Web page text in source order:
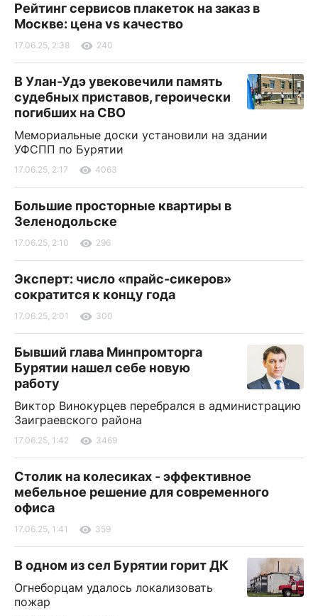
Рейтинг сервисов плакеток на заказ в
Москве: цена vs качество
17.06.25, 2:38 240
В Улан-Удэ увековечили память
судебных приставов, героически
погибших на СВО
Мемориальные доски установили на здании
УФСПП по Бурятии
17.06.25, 2:17 4063
Большие просторные квартиры в
Зеленодольске
17.06.25, 2:10 296
Эксперт: число «прайс-сикеров»
сократится к концу года
17.06.25, 2:01 300
Бывший глава Минпромторга
Бурятии нашел себе новую
работу
Виктор Винокурцев перебрался в администрацию
Заиграевского района
17.06.25, 1:42 3469
Столик на колесиках - эффективное
мебельное решение для современного
офиса
17.06.25, 1:41 359
В одном из сел Бурятии горит ДК
Огнеборцам удалось локализовать
пожар